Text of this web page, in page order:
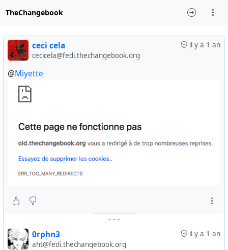
TheChangebook
il y a 1 an
ceci cela
cecicela@fedi.thechangebook.org
@Miyette
- - -
il y a 1 an
0rphn3
aht@fedi.thechangebook.org